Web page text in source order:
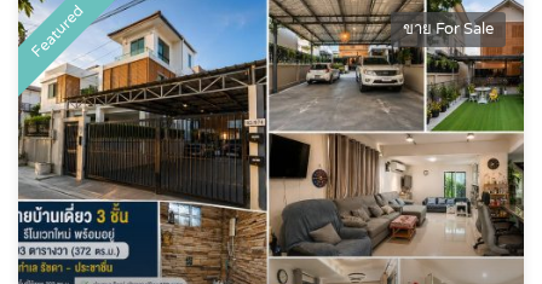
Featured ขาย For Sale